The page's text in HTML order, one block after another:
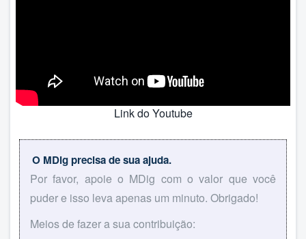
Link do Youtube
O MDig precisa de sua ajuda.
Por favor, apoie o MDig com o valor que você
puder e isso leva apenas um minuto. Obrigado!
Meios de fazer a sua contribuição: